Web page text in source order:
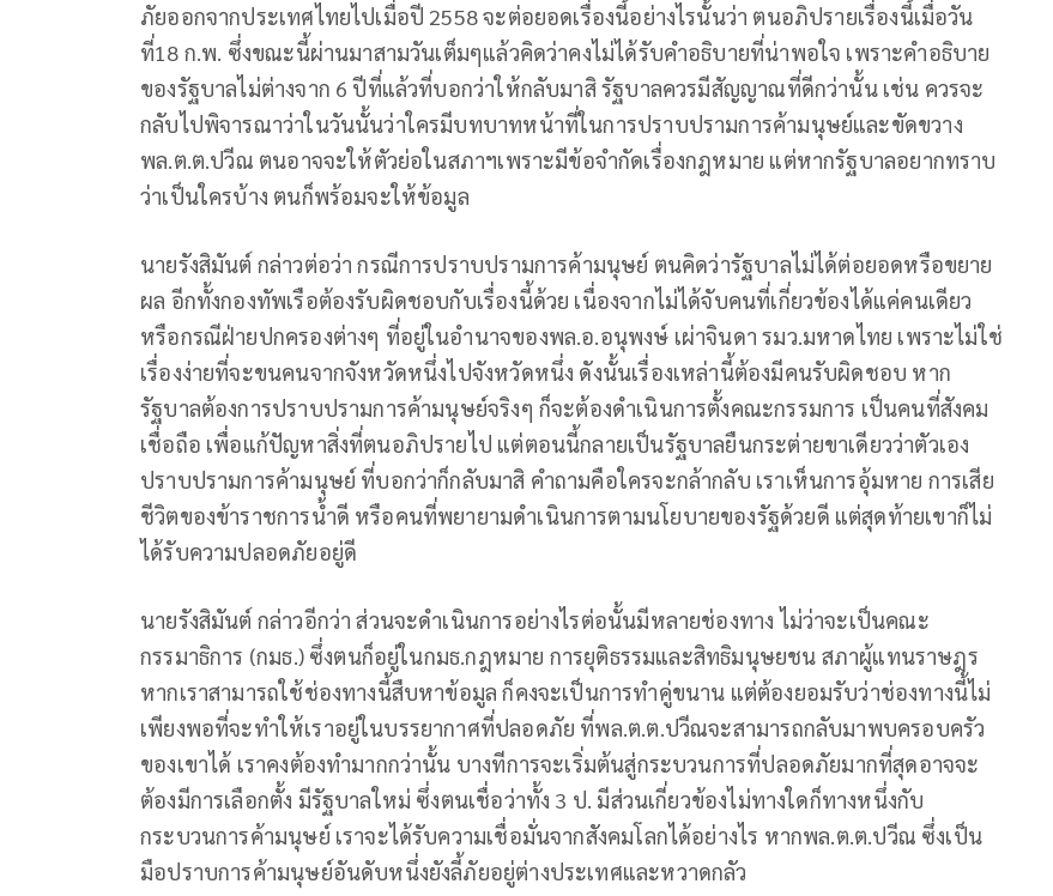
ภัยออกจากประเทศไทยไปเมื่อปี 2558 จะต่อยอดเรื่องนี้อย่างไรนั้นว่า ตนอภิปรายเรื่องนี้เมื่อวัน
ที่18 ก.พ. ซึ่งขณะนี้ผ่านมาสามวันเต็มๆแล้วคิดว่าคงไม่ได้รับคำอธิบายที่น่าพอใจ เพราะคำอธิบาย
ของรัฐบาลไม่ต่างจาก 6 ปีที่แล้วที่บอกว่าให้กลับมาสิ รัฐบาลควรมีสัญญาณที่ดีกว่านั้น เช่น ควรจะ
กลับไปพิจารณาว่าในวันนั้นว่าใครมีบทบาทหน้าที่ในการปราบปรามการค้ามนุษย์และขัดขวาง
พล.ต.ต.ปวีณ ตนอาจจะให้ตัวย่อในสภาฯเพราะมีข้อจำกัดเรื่องกฎหมาย แต่หากรัฐบาลอยากทราบ
ว่าเป็นใครบ้าง ตนก็พร้อมจะให้ข้อมูล
นายรังสิมันต์ กล่าวต่อว่า กรณีการปราบปรามการค้ามนุษย์ ตนคิดว่ารัฐบาลไม่ได้ต่อยอดหรือขยาย
ผล อีกทั้งกองทัพเรือต้องรับผิดชอบกับเรื่องนี้ด้วย เนื่องจากไม่ได้จับคนที่เกี่ยวข้องได้แค่คนเดียว
หรือกรณีฝ่ายปกครองต่างๆ ที่อยู่ในอำนาจของพล.อ.อนุพงษ์ เผ่าจินดา รมว.มหาดไทย เพราะไม่ใช่
เรื่องง่ายที่จะขนคนจากจังหวัดหนึ่งไปจังหวัดหนึ่ง ดังนั้นเรื่องเหล่านี้ต้องมีคนรับผิดชอบ หาก
รัฐบาลต้องการปราบปรามการค้ามนุษย์จริงๆ ก็จะต้องดำเนินการตั้งคณะกรรมการ เป็นคนที่สังคม
เชื่อถือ เพื่อแก้ปัญหาสิ่งที่ตนอภิปรายไป แต่ตอนนี้กลายเป็นรัฐบาลยืนกระต่ายขาเดียวว่าตัวเอง
ปราบปรามการค้ามนุษย์ ที่บอกว่าก็กลับมาสิ คำถามคือใครจะกล้ากลับ เราเห็นการอุ้มหาย การเสีย
ชีวิตของข้าราชการน้ำดี หรือคนที่พยายามดำเนินการตามนโยบายของรัฐด้วยดี แต่สุดท้ายเขาก็ไม่
ได้รับความปลอดภัยอยู่ดี
นายรังสิมันต์ กล่าวอีกว่า ส่วนจะดำเนินการอย่างไรต่อนั้นมีหลายช่องทาง ไม่ว่าจะเป็นคณะ
กรรมาธิการ (กมธ.) ซึ่งตนก็อยู่ในกมธ.กฎหมาย การยุติธรรมและสิทธิมนุษยชน สภาผู้แทนราษฎร
หากเราสามารถใช้ช่องทางนี้สืบหาข้อมูล ก็คงจะเป็นการทำคู่ขนาน แต่ต้องยอมรับว่าช่องทางนี้ไม่
เพียงพอที่จะทำให้เราอยู่ในบรรยากาศที่ปลอดภัย ที่พล.ต.ต.ปวีณจะสามารถกลับมาพบครอบครัว
ของเขาได้ เราคงต้องทำมากกว่านั้น บางทีการจะเริ่มต้นสู่กระบวนการที่ปลอดภัยมากที่สุดอาจจะ
ต้องมีการเลือกตั้ง มีรัฐบาลใหม่ ซึ่งตนเชื่อว่าทั้ง 3 ป. มีส่วนเกี่ยวข้องไม่ทางใดก็ทางหนึ่งกับ
กระบวนการค้ามนุษย์ เราจะได้รับความเชื่อมั่นจากสังคมโลกได้อย่างไร หากพล.ต.ต.ปวีณ ซึ่งเป็น
มือปราบการค้ามนุษย์อันดับหนึ่งยังลี้ภัยอยู่ต่างประเทศและหวาดกลัว